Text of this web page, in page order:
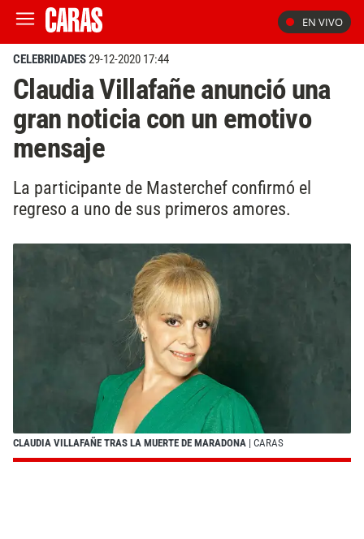
EN VIVO
CELEBRIDADES29-12-2020 17:44
Claudia Villafañe anunció una
gran noticia con un emotivo
mensaje
La participante de Masterchef confirmó el
regreso a uno de sus primeros amores.
CLAUDIA VILLAFAÑE TRAS LA MUERTE DE MARADONA | CARAS